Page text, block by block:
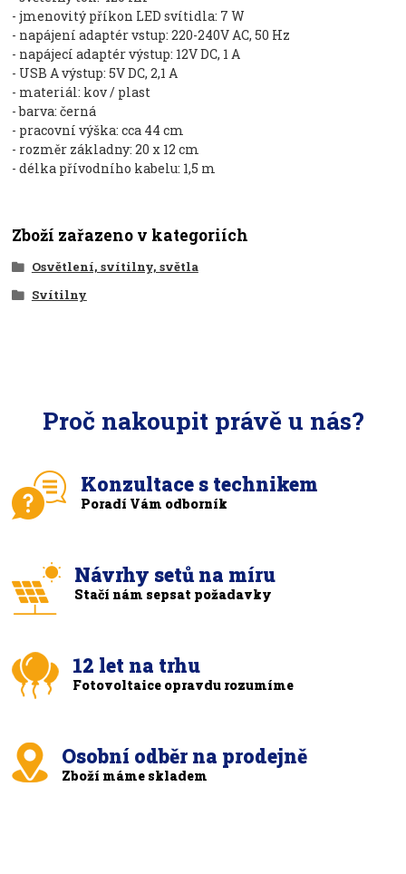
- jmenovitý příkon LED svítidla: 7 W
- napájení adaptér vstup: 220-240V AC, 50 Hz
- napájecí adaptér výstup: 12V DC, 1 A
- USB A výstup: 5V DC, 2,1 A
- materiál: kov / plast
- barva: černá
- pracovní výška: cca 44 cm
- rozměr základny: 20 x 12 cm
- délka přívodního kabelu: 1,5 m
Zboží zařazeno v kategoriích
Osvětlení, svítilny, světla
Svítilny
Proč nakoupit právě u nás?
Konzultace s technikem
Poradí Vám odborník
Návrhy setů na míru
Stačí nám sepsat požadavky
12 let na trhu
Fotovoltaice opravdu rozumíme
Osobní odběr na prodejně
Zboží máme skladem